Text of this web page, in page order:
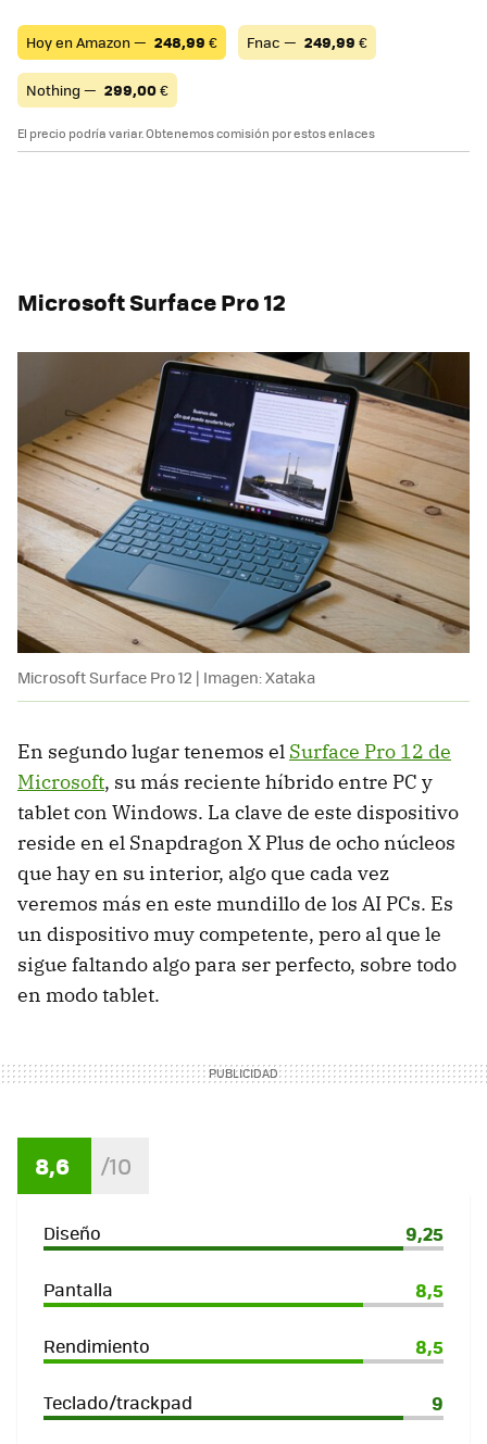
Hoy en Amazon — 248,99 € Fnac — 249,99 €
Nothing — 299,00€
El precio podría variar. Obtenemos comisión por estos enlaces
Microsoft Surface Pro 12
Microsoft Surface Pro 12 | Imagen: Xataka
En segundo lugar tenemos el Surface Pro 12 de
Microsoft, su más reciente híbrido entre PC y
tablet con Windows. La clave de este dispositivo
reside en el Snapdragon X Plus de ocho núcleos
que hay en su interior, algo que cada vez
veremos más en este mundillo de los AI PCs. Es
un dispositivo muy competente, pero al que le
sigue faltando algo para ser perfecto, sobre todo
en modo tablet.
8,6
Diseño 9,25
Pantalla 8,5
Rendimiento 8,5
Teclado/trackpad 9